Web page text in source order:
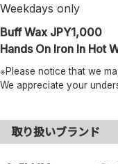
Weekdays only
Buff Wax JPY1,000
Hands On Iron In Hot
※Please notice that we
We appreciate your
取り扱いブランド